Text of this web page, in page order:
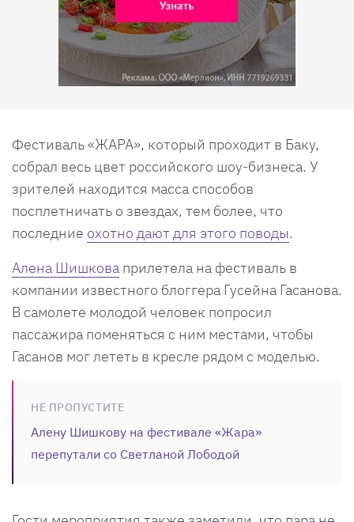
Фестиваль «ЖАРА», который проходит в Баку,
собрал весь цвет российского шоу-бизнеса. У
зрителей находится масса способов
посплетничать о звездах, тем более, что
последние охотно дают для этого поводы.
Алена Шишкова прилетела на фестиваль в
компании известного блоггера Гусейна Гасанова.
В самолете молодой человек попросил
пассажира поменяться с ним местами, чтобы
Гасанов мог лететь в кресле рядом с моделью.
НЕ ПРОПУСТИТЕ
Алену Шишкову на фестивале «Жара»
перепутали со Светланой Лободой